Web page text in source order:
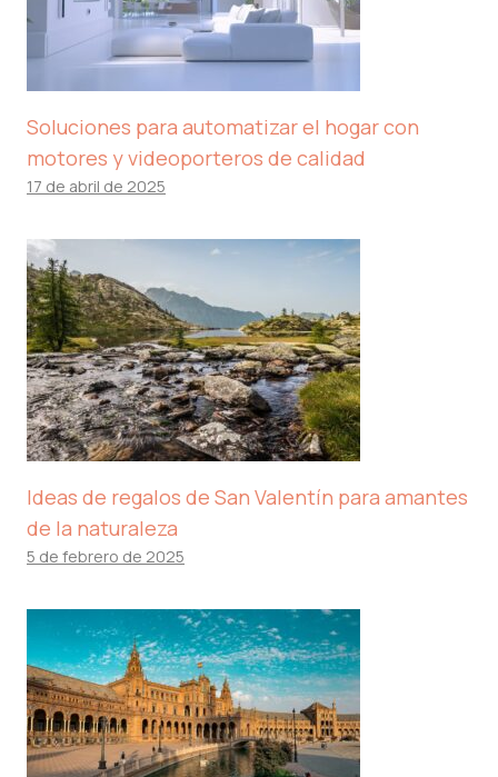
Soluciones para automatizar el hogar con
motores y videoporteros de calidad
17 de abril de 2025
Ideas de regalos de San Valentín para amantes
de la naturaleza
5 de febrero de 2025